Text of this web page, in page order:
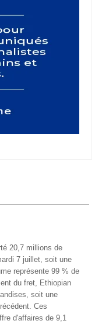
20,7 millions de
7 juillet, soit une
représente 99 % de
du fret, Ethiopian
soit une
Ces
d'affaires de 9,1